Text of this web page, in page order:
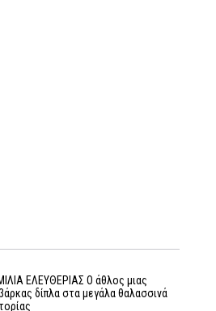
ΕΛΕΥΘΕΡΙΑΣ Ο άθλος μιας
δίπλα στα μεγάλα θαλασσινά